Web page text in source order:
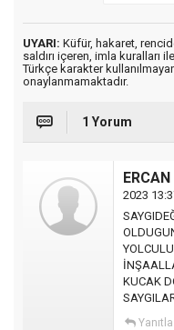
UYARI: Küfür, hakaret,
saldırı içeren, imla kuralları
Türkçe karakter
onaylanmamaktadır.
1 Yorum
2023
KUCAK
Yanıtla